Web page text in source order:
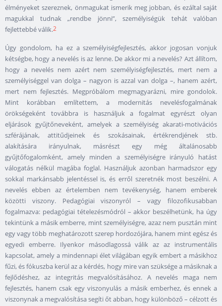
élményeket szereznek, önmagukat ismerik meg jobban, és ezáltal saját
magukkal tudnak „rendbe jönni”, személyiségük tehát valóban
fejlettebbé válik.2
Úgy gondolom, ha ez a személyiségfejlesztés, akkor jogosan vonjuk
kétségbe, hogy a nevelés is az lenne. De akkor mi a nevelés? Azt állítom,
hogy a nevelés nem azért nem személyiségfejlesztés, mert nem a
személyiséggel van dolga – nagyon is azzal van dolga –, hanem azért,
mert nem fejlesztés. Megpróbálom megmagyarázni, mire gondolok.
Mint korábban említettem, a modernitás nevelésfogalmának
örökségeként továbbra is használjuk a fogalmat egyrészt olyan
eljárások gyűjtőneveként, amelyek a személyiség akarati-motivációs
szférájának, attitűdjeinek és szokásainak, értékrendjének stb.
alakítására irányulnak, másrészt egy még általánosabb
gyűjtőfogalomként, amely minden a személyiségre irányuló hatást
válogatás nélkül magába foglal. Használjuk azonban harmadszor egy
sokkal markánsabb jelentéssel is, és erről szeretnék most beszélni. A
nevelés ebben az értelemben nem tevékenység, hanem emberek
közötti viszony. Pedagógiai viszonyról – vagy filozofikusabban
fogalmazva: pedagógiai tételezésmódról – akkor beszélhetünk, ha úgy
tekintünk a másik emberre, mint személyiségre, azaz nem pusztán mint
egy vagy több meghatározott szerep hordozójára, hanem mint egész és
egyedi emberre. Ilyenkor másodlagossá válik az az instrumentális
kapcsolat, amely a mindennapi élet világában egyik embert a másikhoz
fűzi, és fókuszba kerül az a kérdés, hogy mire van szüksége a másiknak a
fejlődéshez, az integritás megvalósításához. A nevelés maga nem
fejlesztés, hanem csak egy viszonyulás a másik emberhez, és ennek a
viszonynak a megvalósítása segíti őt abban, hogy különböző – célzott és